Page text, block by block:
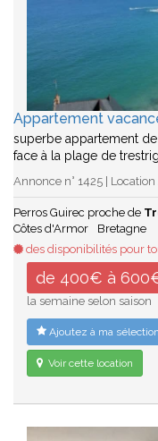
Appartement
superbe appartement
face à la plage de
Annonce n° 1425 |
Perros Guirec proche de
Côtes d'Armor
Bretagne
des disponibilités pour
de 400€ à
la semaine selon saison
Ajoutez à ma sélection
Voir cette location